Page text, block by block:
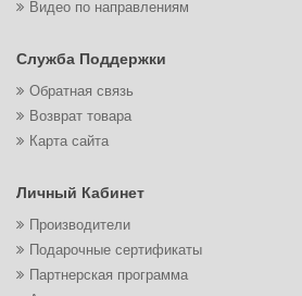
Видео по направлениям
Служба Поддержки
Обратная связь
Возврат товара
Карта сайта
Личный Кабинет
Производители
Подарочные сертификаты
Партнерская программа